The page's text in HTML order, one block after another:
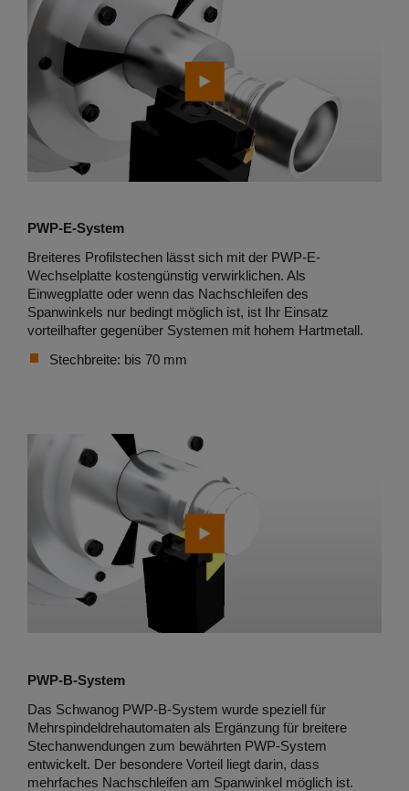
PWP-E-System
Breiteres Profilstechen lässt sich mit der PWP-E-
Wechselplatte kostengünstig verwirklichen. Als
Einwegplatte oder wenn das Nachschleifen des
Spanwinkels nur bedingt möglich ist, ist Ihr Einsatz
vorteilhafter gegenüber Systemen mit hohem Hartmetall.
Stechbreite: bis 70 mm
PWP-B-System
Das Schwanog PWP-B-System wurde speziell für
Mehrspindeldrehautomaten als Ergänzung für breitere
Stechanwendungen zum bewährten PWP-System
entwickelt. Der besondere Vorteil liegt darin, dass
mehrfaches Nachschleifen am Spanwinkel möglich ist.